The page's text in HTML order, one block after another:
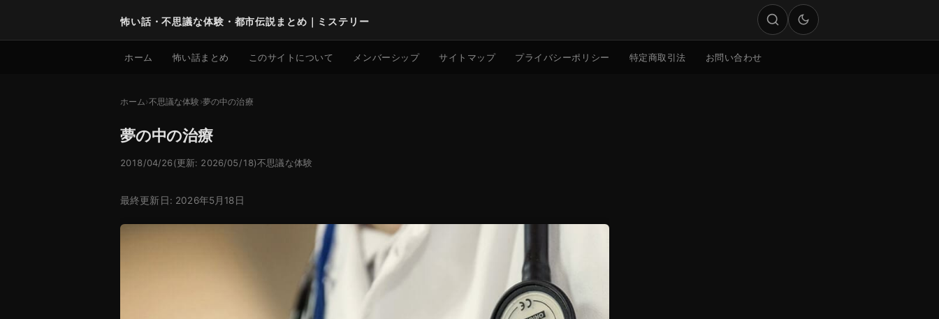
怖い話・不思議な体験・都市伝説まとめ｜ミステリー
ホーム 怖い話まとめ このサイトについて メンバーシップ サイトマップ プライバシーポリシー 特定商取引法 お問い合わせ
ホーム 不思議な体験 夢の中の治療
夢の中の治療
2018/04/26 (更新: 2026/05/18)不思議な体験
最終更新日: 2026年5月18日